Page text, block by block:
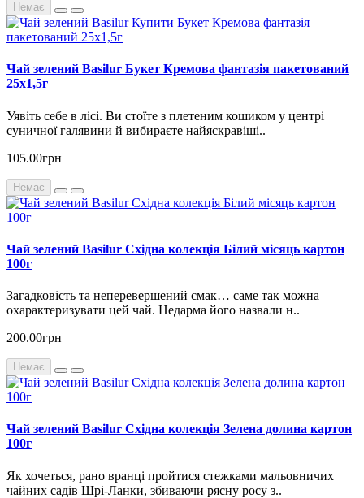
Немає
Чай зелений Basilur Букет Кремова фантазія пакетований
25х1,5г
Уявіть себе в лісі. Ви стоїте з плетеним кошиком у центрі
суничної галявини й вибираєте найяскравіші..
105.00грн
Немає
Чай зелений Basilur Східна колекція Білий місяць картон
100г
Загадковість та неперевершений смак… саме так можна
охарактеризувати цей чай. Недарма його назвали н..
200.00грн
Немає
Чай зелений Basilur Східна колекція Зелена долина картон
100г
Як хочеться, рано вранці пройтися стежками мальовничих
чайних садів Шрі-Ланки, збиваючи рясну росу з..